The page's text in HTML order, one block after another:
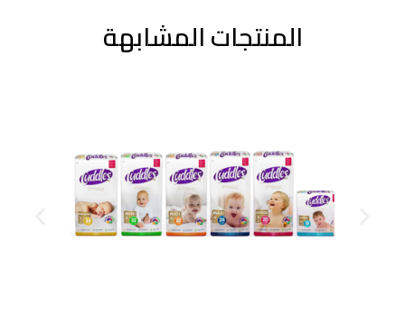
المنتجات المشابهة